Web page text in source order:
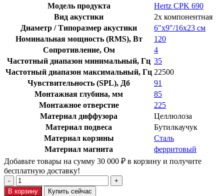
Модель продукта
Hertz CPK 690
Вид акустики
2х компонентная
Диаметр / Типоразмер акустики
6″х9″/16х23 см
Номинальная мощность (RMS), Вт
120
Сопротивление, Ом
4
Частотный диапазон минимальный, Гц 35
Частотный диапазон максимальный, Гц 22500
Чувствительность (SPL), Дб
91
Монтажная глубина, мм
85
Монтажное отверстие
225
Материал диффузора
Целлюлоза
Материал подвеса
Бутилкаучук
Материал корзины
Сталь
Материал магнита
ферритовый
Добавьте товары на сумму 30 000 ₽ в корзину и получите
бесплатную доставку!
В корзину Купить сейчас